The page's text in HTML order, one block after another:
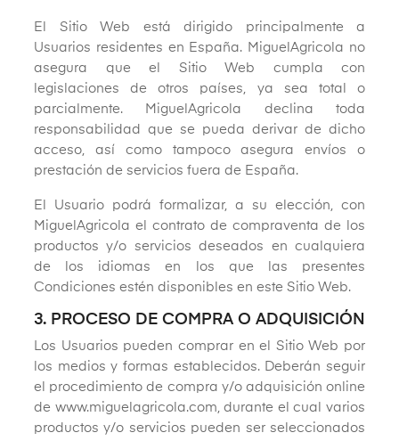
El Sitio Web está dirigido principalmente a
Usuarios residentes en España. MiguelAgricola no
asegura que el Sitio Web cumpla con
legislaciones de otros países, ya sea total o
parcialmente. MiguelAgricola declina toda
responsabilidad que se pueda derivar de dicho
acceso, así como tampoco asegura envíos o
prestación de servicios fuera de España.
El Usuario podrá formalizar, a su elección, con
MiguelAgricola el contrato de compraventa de los
productos y/o servicios deseados en cualquiera
de los idiomas en los que las presentes
Condiciones estén disponibles en este Sitio Web.
3. PROCESO DE COMPRA O ADQUISICIÓN
Los Usuarios pueden comprar en el Sitio Web por
los medios y formas establecidos. Deberán seguir
el procedimiento de compra y/o adquisición online
de www.miguelagricola.com, durante el cual varios
productos y/o servicios pueden ser seleccionados